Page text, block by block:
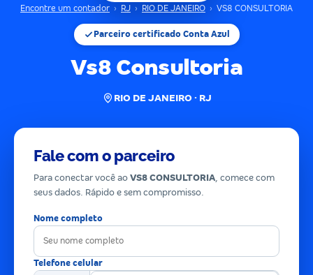
Encontre um contador › RJ › RIO DE JANEIRO › VS8 CONSULTORIA
Parceiro certificado Conta Azul
Vs8 Consultoria
RIO DE JANEIRO · RJ
Fale com o parceiro
Para conectar você ao VS8 CONSULTORIA, comece com
seus dados. Rápido e sem compromisso.
Nome completo
Telefone celular